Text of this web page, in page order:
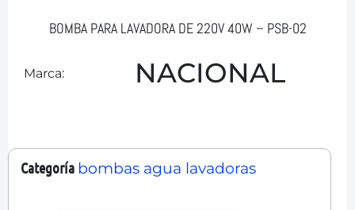
BOMBA PARA LAVADORA DE 220V 40W – PSB-02
Marca: NACIONAL
Categoría bombas agua lavadoras